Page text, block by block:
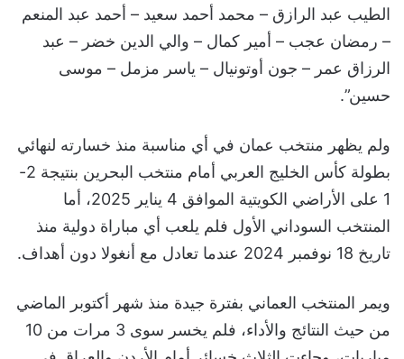
الطيب عبد الرازق – محمد أحمد سعيد – أحمد عبد المنعم
– رمضان عجب – أمير كمال – والي الدين خضر – عبد
الرزاق عمر – جون أوتونيال – ياسر مزمل – موسى
حسين”.
ولم يظهر منتخب عمان في أي مناسبة منذ خسارته لنهائي
بطولة كأس الخليج العربي أمام منتخب البحرين بنتيجة 2-
1 على الأراضي الكويتية الموافق 4 يناير 2025، أما
المنتخب السوداني الأول فلم يلعب أي مباراة دولية منذ
تاريخ 18 نوفمبر 2024 عندما تعادل مع أنغولا دون أهداف.
ويمر المنتخب العماني بفترة جيدة منذ شهر أكتوبر الماضي
من حيث النتائج والأداء، فلم يخسر سوى 3 مرات من 10